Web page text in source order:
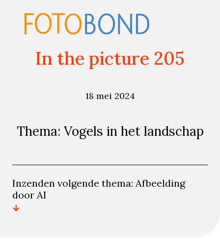
In the picture 205
18 mei 2024
Thema: Vogels in het landschap
Inzenden volgende thema: Afbeelding
door AI